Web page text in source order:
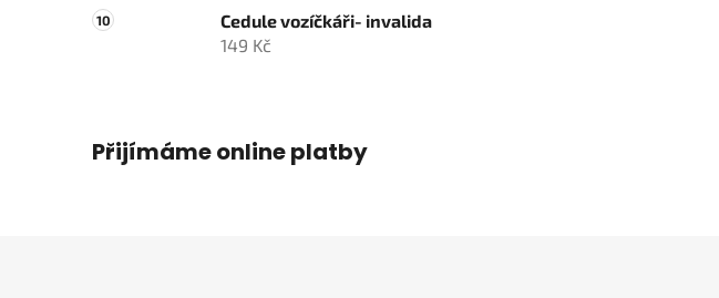
Cedule vozíčkáři- invalida
149 Kč
Přijímáme online platby